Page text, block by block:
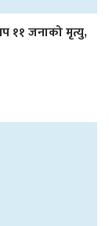
११ जनाको मृत्यु,